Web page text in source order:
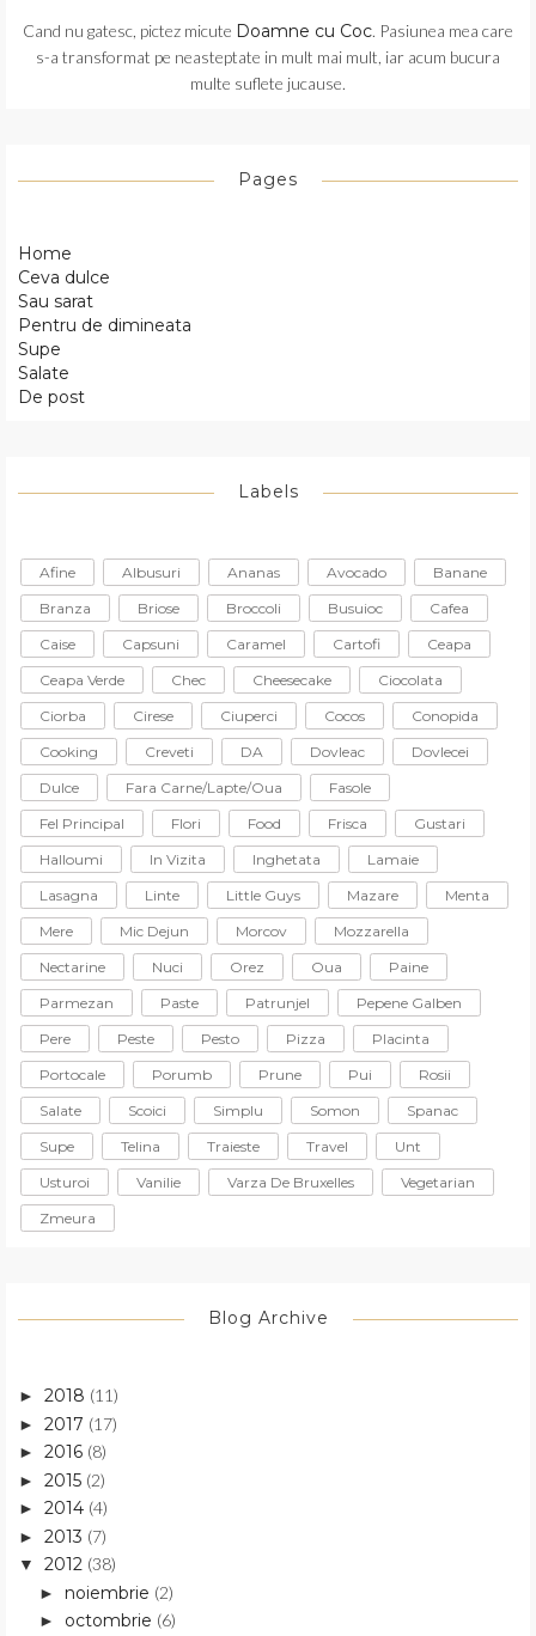
Cand nu gatesc, pictez micute Doamne cu Coc. Pasiunea mea care
s-a transformat pe neasteptate in mult mai mult, iar acum bucura
multe suflete jucause.
Pages
Home
Ceva dulce
Sau sarat
Pentru de dimineata
Supe
Salate
De post
Labels
Afine Albusuri Ananas Avocado
Banane
Branza
Briose Broccoli Busuioc
Cafea
Caise
Capsuni Caramel Cartofi
Ceapa
Ceapa Verde
Chec Cheesecake
Ciocolata
Ciorba
Cirese Ciuperci Cocos
Conopida
Cooking
Creveti DA Dovleac
Dovlecei
Dulce
Fara Carne/lapte/oua
Fasole
Fel Principal
Flori Food Frisca
Gustari
Halloumi
In Vizita Inghetata
Lamaie
Lasagna
Linte Little Guys Mazare
Menta
Mere
Mic Dejun Morcov
Mozzarella
Nectarine
Nuci Orez Oua
Paine
Parmezan
Paste Patrunjel
Pepene Galben
Pere
Peste Pesto Pizza
Placinta
Portocale
Porumb Prune Pui
Rosii
Salate
Scoici Simplu Somon
Spanac
Supe
Telina Traieste Travel
Unt
Usturoi
Vanilie Varza De Bruxelles
Vegetarian
Zmeura
Blog Archive
► 2018 (11)
► 2017 (17)
► 2016 (8)
► 2015 (2)
► 2014 (4)
► 2013 (7)
▼ 2012 (38)
► noiembrie (2)
► octombrie (6)